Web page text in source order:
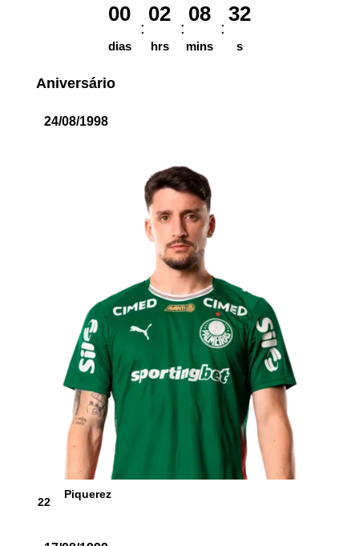
00
dias
02
hrs
08
mins
32
s
Aniversário
24/08/1998
22
Piquerez